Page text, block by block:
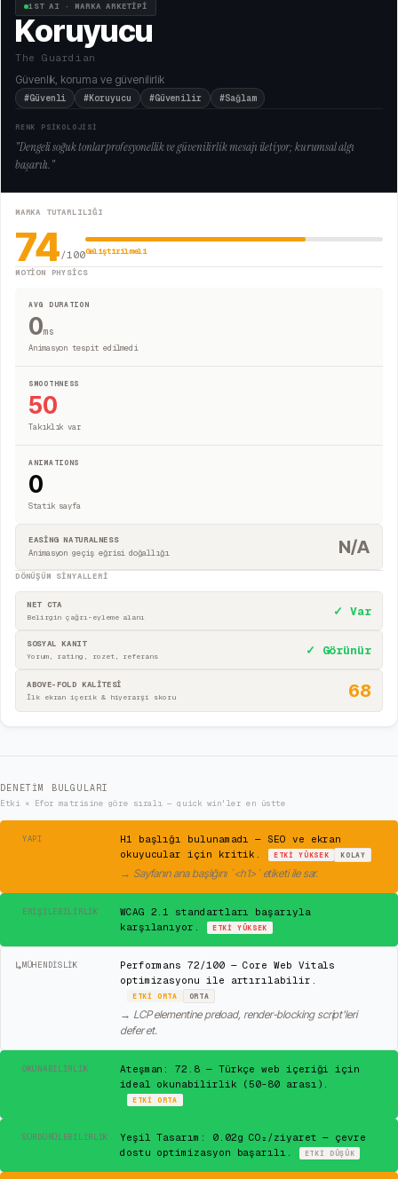
1ST AI · MARKA ARKETİPİ
Koruyucu
The Guardian
Güvenlik, koruma ve güvenilirlik
#Güvenli #Koruyucu #Güvenilir #Sağlam
RENK PSİKOLOJİSİ
"Dengeli soğuk tonlar profesyonellik ve güvenilirlik mesajı iletiyor; kurumsal algı
başarılı."
MARKA TUTARLILIĞI
74/100Geliştirilmeli
MOTION PHYSICS
AVG DURATION
0ms
Animasyon tespit edilmedi
SMOOTHNESS
50
Takıklık var
ANIMATIONS
0
Statik sayfa
EASING NATURALNESS
Animasyon geçiş eğrisi doğallığı
N/A
DÖNÜŞÜM SINYALLERI
NET CTA
Belirgin çağrı-eyleme alanı ✓ Var
SOSYAL KANIT
Yorum, rating, rozet, referans ✓ Görünür
ABOVE-FOLD KALİTESİ
İlk ekran içerik & hiyerarşi skoru 68
DENETIM BULGULARI
Etki × Efor matrisine göre sıralı — quick win'ler en üstte
YAPI
H1 başlığı bulunamadı — SEO ve ekran
okuyucular için kritik.
ETKIYÜKSEK KOLAY
→ Sayfanın ana başlığını `<h1>` etiketi ile sar.
ERIŞILEBILIRLIK
WCAG 2.1 standartları başarıyla
karşılanıyor.
ETKIYÜKSEK
↳MÜHENDISLIK
Performans 72/100 — Core Web Vitals
optimizasyonu ile artırılabilir.
ETKIORTA ORTA
→ LCP elementine preload, render-blocking script'leri
defer et.
OKUNABILIRLIK
Ateşman: 72.8 — Türkçe web içeriği için
ideal okunabilirlik (50-80 arası).
ETKIORTA
SÜRDÜRÜLEBILIRLIK
Yeşil Tasarım: 0.02g CO₂/ziyaret — çevre
dostu optimizasyon başarılı.
ETKI DÜŞÜK